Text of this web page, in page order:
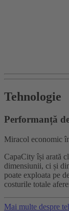
Tehnologie
Performanță
Miracol economic
CapaCity își arată
dimensiunii, ci și
poate exploata pe
costurile totale
Mai multe despre